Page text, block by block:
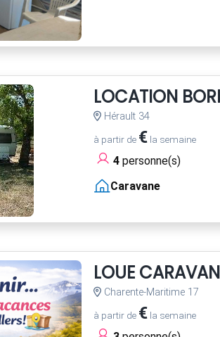
LOCATION
Hérault 34
à partir de €la semaine
4personne(s)
Caravane
LOUE
Charente-Maritime 17
à partir de €la semaine